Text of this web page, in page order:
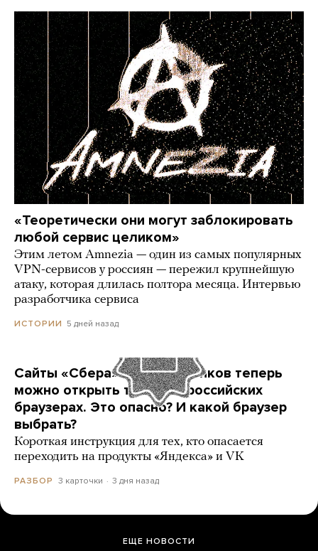
«Теоретически они могут заблокировать
любой сервис целиком»
Этим летом Amnezia — один из самых популярных
VPN-сервисов у россиян — пережил крупнейшую
атаку, которая длилась полтора месяца. Интервью
разработчика сервиса
ИСТОРИИ 5 дней назад
Сайты «Сбера» и других банков теперь
можно открыть только в российских
браузерах. Это опасно? И какой браузер
выбрать?
Короткая инструкция для тех, кто опасается
переходить на продукты «Яндекса» и VK
РАЗБОР 3 карточки 3 дня назад
ЕЩЕ НОВОСТИ